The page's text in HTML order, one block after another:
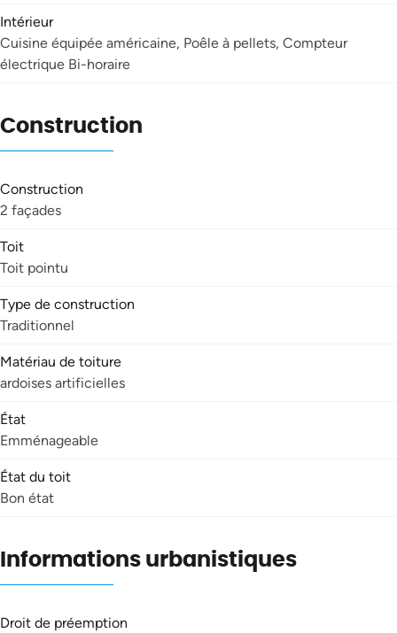
Intérieur
Cuisine équipée américaine, Poêle à pellets, Compteur
électrique Bi-horaire
Construction
Construction
2 façades
Toit
Toit pointu
Type de construction
Traditionnel
Matériau de toiture
ardoises artificielles
État
Emménageable
État du toit
Bon état
Informations urbanistiques
Droit de préemption